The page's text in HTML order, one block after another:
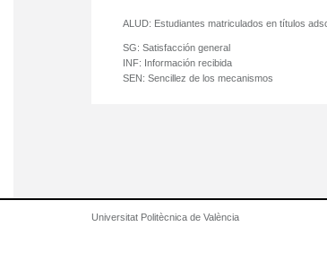
ALUD: Estudiantes matriculados en títulos
SG: Satisfacción general
INF: Información recibida
SEN: Sencillez de los mecanismos
Universitat Politècnica de València